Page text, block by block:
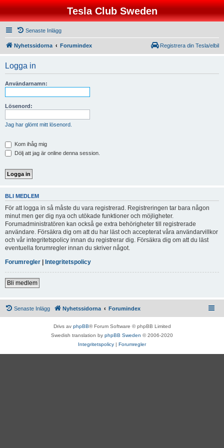
Tesla Club Sweden
Senaste Inlägg
Nyhetssidorna Forumindex Registrera din Tesla/elbil
Logga in
Användarnamn:
Lösenord:
Jag har glömt mitt lösenord.
Kom ihåg mig
Dölj att jag är online denna session.
BLI MEDLEM
För att logga in så måste du vara registrerad. Registreringen tar bara någon
minut men ger dig nya och utökade funktioner och möjligheter.
Forumadministratören kan också ge extra behörigheter till registrerade
användare. Försäkra dig om att du har läst och accepterat våra användarvillkor
och vår integritetspolicy innan du registrerar dig. Försäkra dig om att du läst
eventuella forumregler innan du skriver något.
Forumregler | Integritetspolicy
Bli medlem
Senaste Inlägg Nyhetssidorna Forumindex
Drivs av phpBB® Forum Software © phpBB Limited
Swedish translation by phpBB Sweden © 2006-2020
Integritetspolicy | Forumregler